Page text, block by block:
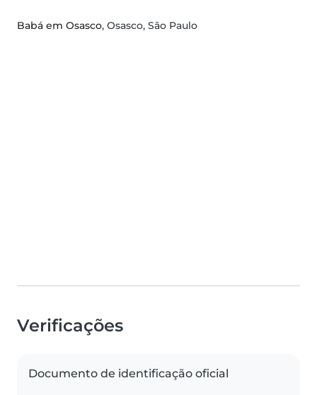
Babá em Osasco, Osasco, São Paulo
Verificações
Documento de identificação oficial